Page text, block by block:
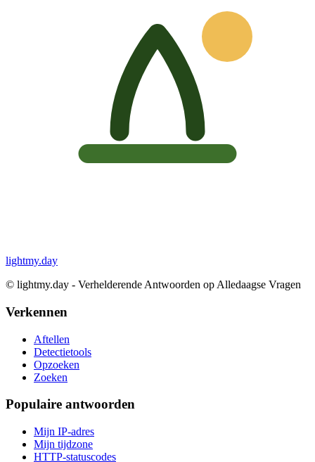
lightmy.day
© lightmy.day - Verhelderende Antwoorden op Alledaagse Vragen
Verkennen
Aftellen
Detectietools
Opzoeken
Zoeken
Populaire antwoorden
Mijn IP-adres
Mijn tijdzone
HTTP-statuscodes